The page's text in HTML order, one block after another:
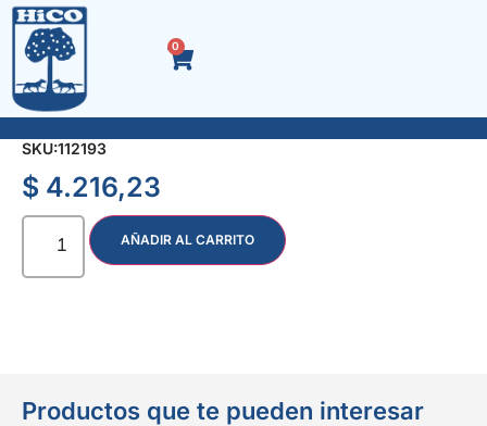
0
LLAVE T HEXAG. CORTA 11 mm. 6482
SKU:112193
$ 4.216,23
AÑADIR AL CARRITO
Productos que te pueden interesar